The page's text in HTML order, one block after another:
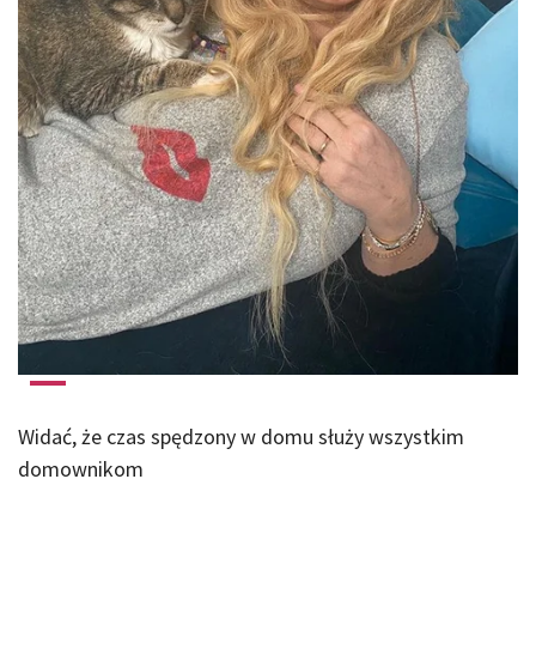
Widać, że czas spędzony w domu służy wszystkim
domownikom